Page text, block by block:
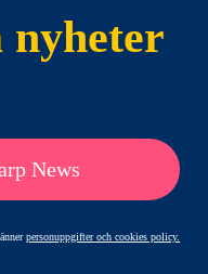
nyheter
News
personuppgifter och cookies policy.